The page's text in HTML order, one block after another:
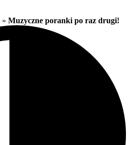
» Muzyczne poranki po raz drugi!